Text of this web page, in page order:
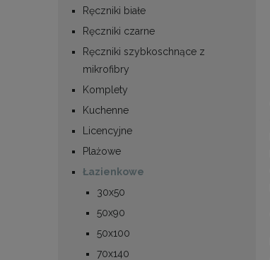
Ręczniki białe
Ręczniki czarne
Ręczniki szybkoschnące z
mikrofibry
Komplety
Kuchenne
Licencyjne
Plażowe
Łazienkowe
30x50
50x90
50x100
70x140